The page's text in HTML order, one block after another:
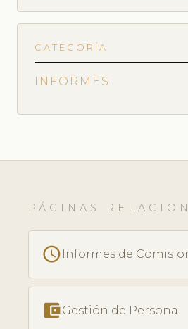
CATEGORÍA
INFORMES
PÁGINAS
access_time Informes de
account_balance_walletGestión de Personal